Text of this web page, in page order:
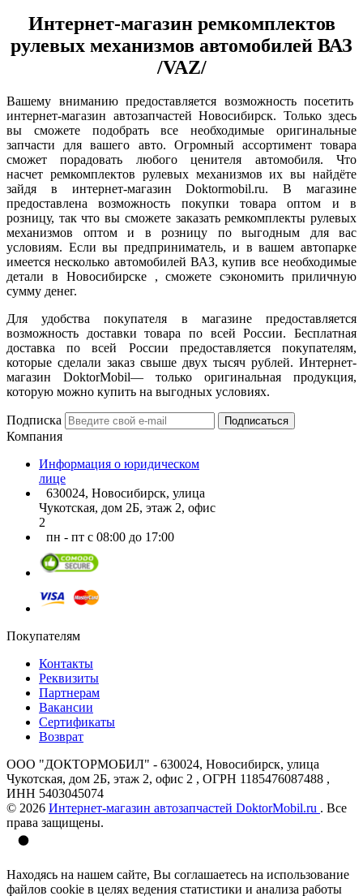
Интернет-магазин ремкомплектов
рулевых механизмов автомобилей ВАЗ
/VAZ/
Вашему вниманию предоставляется возможность посетить
интернет-магазин автозапчастей Новосибирск. Только здесь
вы сможете подобрать все необходимые оригинальные
запчасти для вашего авто. Огромный ассортимент товара
сможет порадовать любого ценителя автомобиля. Что
насчет ремкомплектов рулевых механизмов их вы найдёте
зайдя в интернет-магазин Doktormobil.ru. В магазине
предоставлена возможность покупки товара оптом и в
розницу, так что вы сможете заказать ремкомплекты рулевых
механизмов оптом и в розницу по выгодным для вас
условиям. Если вы предприниматель, и в вашем автопарке
имеется несколько автомобилей ВАЗ, купив все необходимые
детали в Новосибирске , сможете сэкономить приличную
сумму денег.
Для удобства покупателя в магазине предоставляется
возможность доставки товара по всей России. Бесплатная
доставка по всей России предоставляется покупателям,
которые сделали заказ свыше двух тысяч рублей. Интернет-
магазин DoktorMobil— только оригинальная продукция,
которую можно купить на выгодных условиях.
Подписка Подписаться
Компания
Информация о юридическом
лице
630024, Новосибирск, улица
Чукотская, дом 2Б, этаж 2, офис
2
пн - пт с 08:00 до 17:00
Покупателям
Контакты
Реквизиты
Партнерам
Вакансии
Сертификаты
Возврат
ООО "ДОКТОРМОБИЛ" - 630024, Новосибирск, улица
Чукотская, дом 2Б, этаж 2, офис 2 , ОГРН 1185476087488 ,
ИНН 5403045074
© 2026 Интернет-магазин автозапчастей DoktorMobil.ru . Все
права защищены.
Находясь на нашем сайте, Вы соглашаетесь на использование
файлов cookie в целях ведения статистики и анализа работы